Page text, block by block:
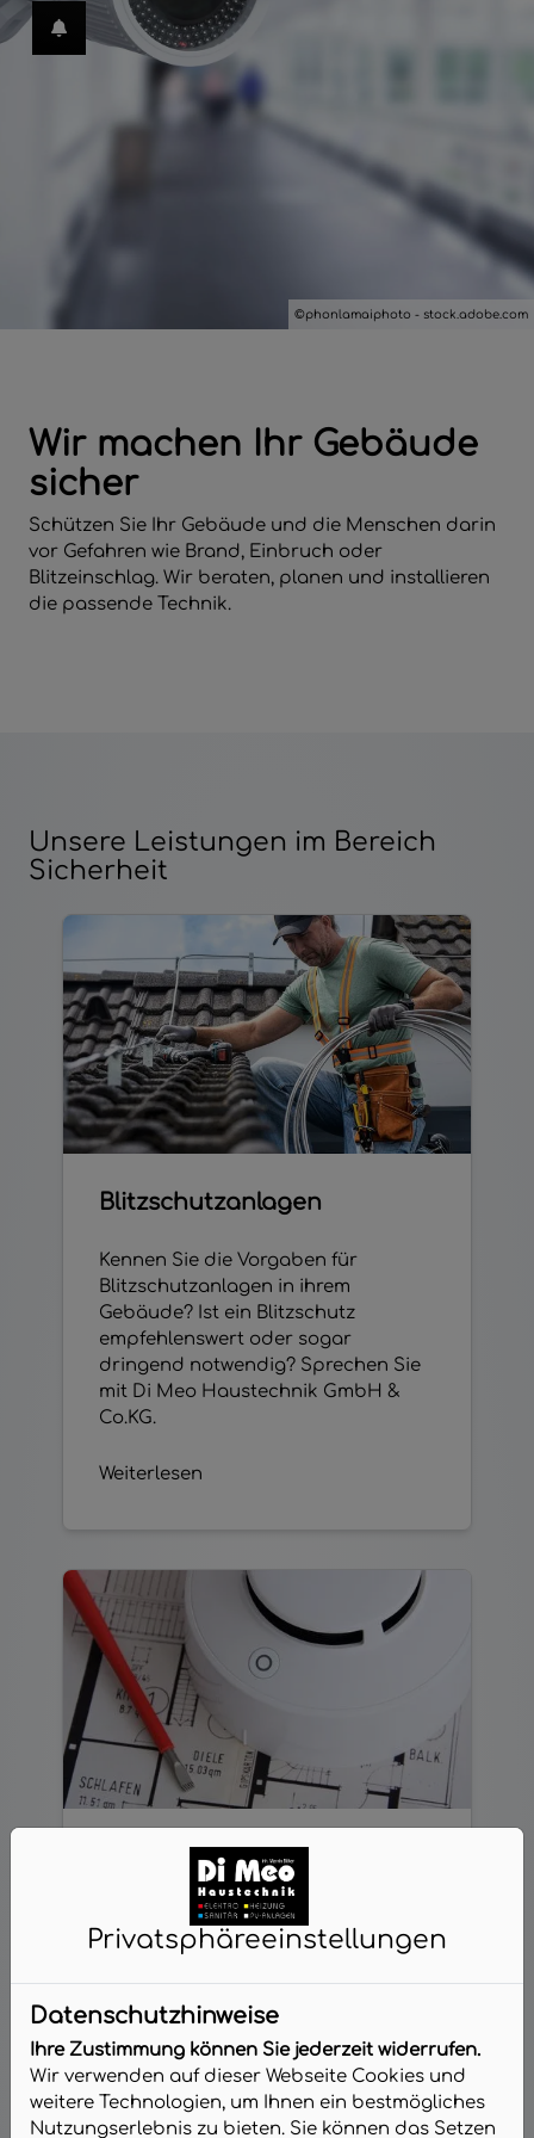
©phonlamaiphoto - stock.adobe.com
Wir machen Ihr Gebäude
sicher
Schützen Sie Ihr Gebäude und die Menschen darin
vor Gefahren wie Brand, Einbruch oder
Blitzeinschlag. Wir beraten, planen und installieren
die passende Technik.
Unsere Leistungen im Bereich
Sicherheit
Blitzschutzanlagen
Kennen Sie die Vorgaben für
Blitzschutzanlagen in ihrem
Gebäude? Ist ein Blitzschutz
empfehlenswert oder sogar
dringend notwendig? Sprechen Sie
mit Di Meo Haustechnik GmbH &
Co.KG.
Weiterlesen
Brandmeldeanlagen
Insbesondere in größeren
Wohngebäuden, in Büros, Lagern
Wenn es irgendwo brennt, stellt der
Rauch die größte Gefahr dar.
Weiterlesen
und schließen
Privatsphäre­einstellungen
Datenschutzhinweise
Ihre Zustimmung können Sie jederzeit widerrufen.
Wir verwenden auf dieser Webseite Cookies und
weitere Technologien, um Ihnen ein bestmögliches
Nutzungserlebnis zu bieten. Sie können das Setzen